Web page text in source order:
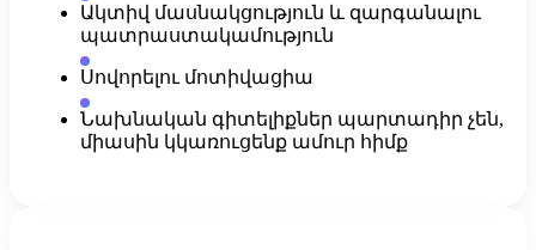
Ակտիվ մասնակցություն և զարգանալու
պատրաստակամություն
Սովորելու մոտիվացիա
Նախնական գիտելիքներ պարտադիր չեն,
միասին կկառուցենք ամուր հիմք